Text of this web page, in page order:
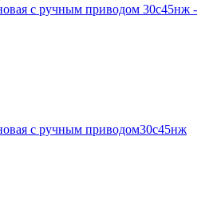
с ручным приводом 30с45нж -
с ручным приводом30с45нж